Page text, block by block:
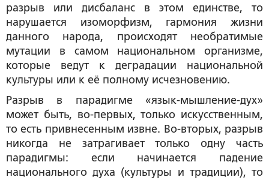
разрыв или дисбаланс в этом единстве, то
нарушается изоморфизм, гармония жизни
данного народа, происходят необратимые
мутации в самом национальном организме,
которые ведут к деградации национальной
культуры или к её полному исчезновению.
Разрыв в парадигме «язык-мышление-дух»
может быть, во-первых, только искусственным,
то есть привнесенным извне. Во-вторых, разрыв
никогда не затрагивает только одну часть
парадигмы: если начинается падение
национального духа (культуры и традиции), то